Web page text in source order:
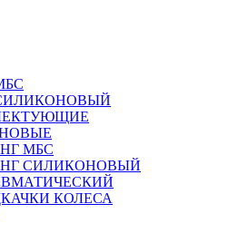
МБС
СИЛИКОНОВЫЙ
КОЛЕСА